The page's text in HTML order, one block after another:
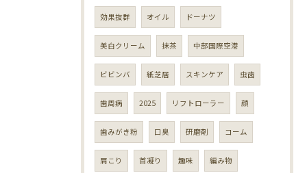
効果抜群 オイル ドーナツ
美白クリーム 抹茶 中部国際空港
ビビンバ 紙芝居 スキンケア 虫歯
歯周病 2025 リフトローラー 顔
歯みがき粉 口臭 研磨剤 コーム
肩こり 首凝り 趣味 編み物